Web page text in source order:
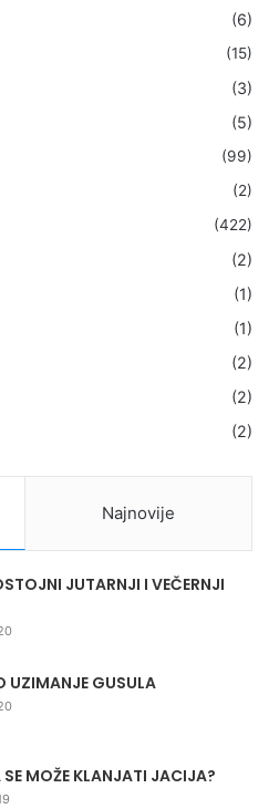
(6)
(15)
(3)
(5)
(99)
(2)
(422)
(2)
(1)
(1)
(2)
(2)
(2)
Najnovije
JUTARNJI I VEČERNJI
UZIMANJE GUSULA
MOŽE KLANJATI JACIJA?